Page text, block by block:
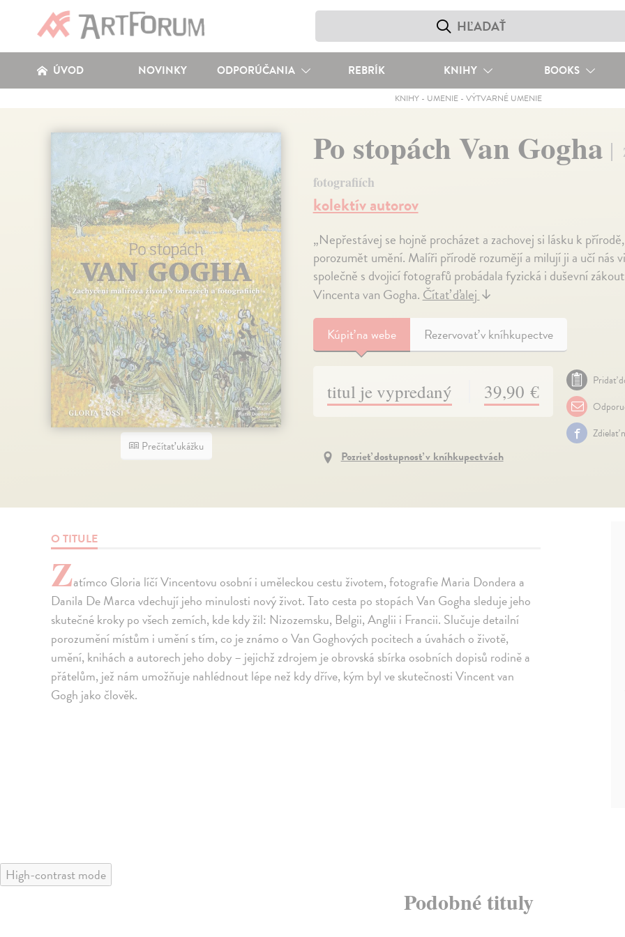
ÚVOD NOVINKY ODPORÚČANIA REBRÍK KNIHY BOOKS
KNIHY - UMENIE -VÝTVARNÉ UMENIE
Prečítať ukážku
Po stopách Van Gogha
fotografiích
kolektív autorov
„Nepřestávej se hojně procházet a zachovej si lásku k
porozumět umění. Malíři přírodě rozumějí a milují ji a učí
společně s dvojicí fotografů probádala fyzická i duševní
Vincenta van Gogha.Čítať ďalej↓
Kúpiťna webe Rezervovať v kníhkupectve
titul je vypredaný 39,90 €
Pridať
Zdielať
Pozrieť dostupnosť v kníhkupectvách
O TITULE
Zatímco Gloria líčí Vincentovu osobní i uměleckou cestu životem, fotografie Maria Dondera a
Danila De Marca vdechují jeho minulosti nový život. Tato cesta po stopách Van Gogha sleduje jeho
skutečné kroky po všech zemích, kde kdy žil: Nizozemsku, Belgii, Anglii i Francii. Slučuje detailní
porozumění místům i umění s tím, co je známo o Van Goghových pocitech a úvahách o životě,
umění, knihách a autorech jeho doby – jejichž zdrojem je obrovská sbírka osobních dopisů rodině a
přátelům, jež nám umožňuje nahlédnout lépe než kdy dříve, kým byl ve skutečnosti Vincent van
Gogh jako člověk.
High-contrast mode
Podobné tituly